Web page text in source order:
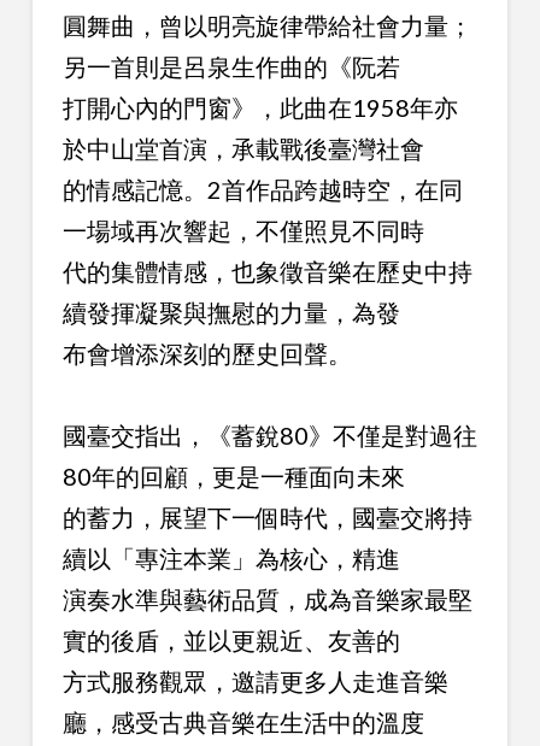
圓舞曲，曾以明亮旋律帶給社會力量；
另一首則是呂泉生作曲的《阮若
打開心內的門窗》，此曲在1958年亦
於中山堂首演，承載戰後臺灣社會
的情感記憶。2首作品跨越時空，在同
一場域再次響起，不僅照見不同時
代的集體情感，也象徵音樂在歷史中持
續發揮凝聚與撫慰的力量，為發
布會增添深刻的歷史回聲。
國臺交指出，《蓄銳80》不僅是對過往
80年的回顧，更是一種面向未來
的蓄力，展望下一個時代，國臺交將持
續以「專注本業」為核心，精進
演奏水準與藝術品質，成為音樂家最堅
實的後盾，並以更親近、友善的
方式服務觀眾，邀請更多人走進音樂
廳，感受古典音樂在生活中的溫度